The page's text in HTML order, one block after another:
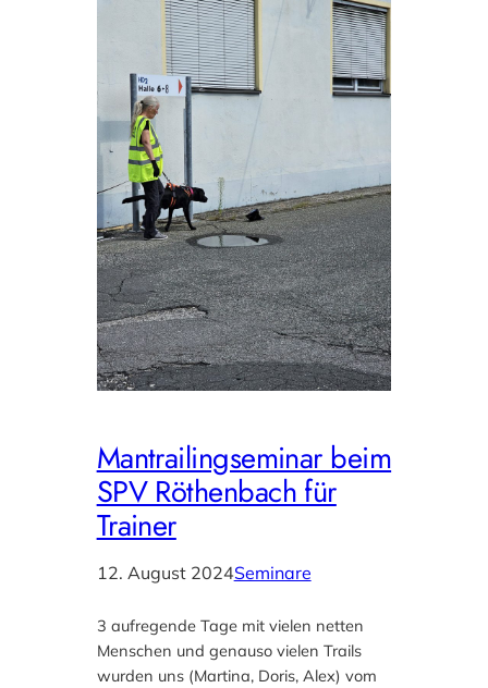
Mantrailingseminar beim
SPV Röthenbach für
Trainer
12. August 2024Seminare
3 aufregende Tage mit vielen netten
Menschen und genauso vielen Trails
wurden uns (Martina, Doris, Alex) vom